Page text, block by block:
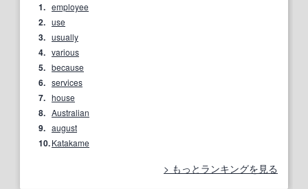
1. employee
2. use
3. usually
4. various
5. because
6. services
7. house
8. Australian
9. august
10.Katakame
もっとランキングを見る